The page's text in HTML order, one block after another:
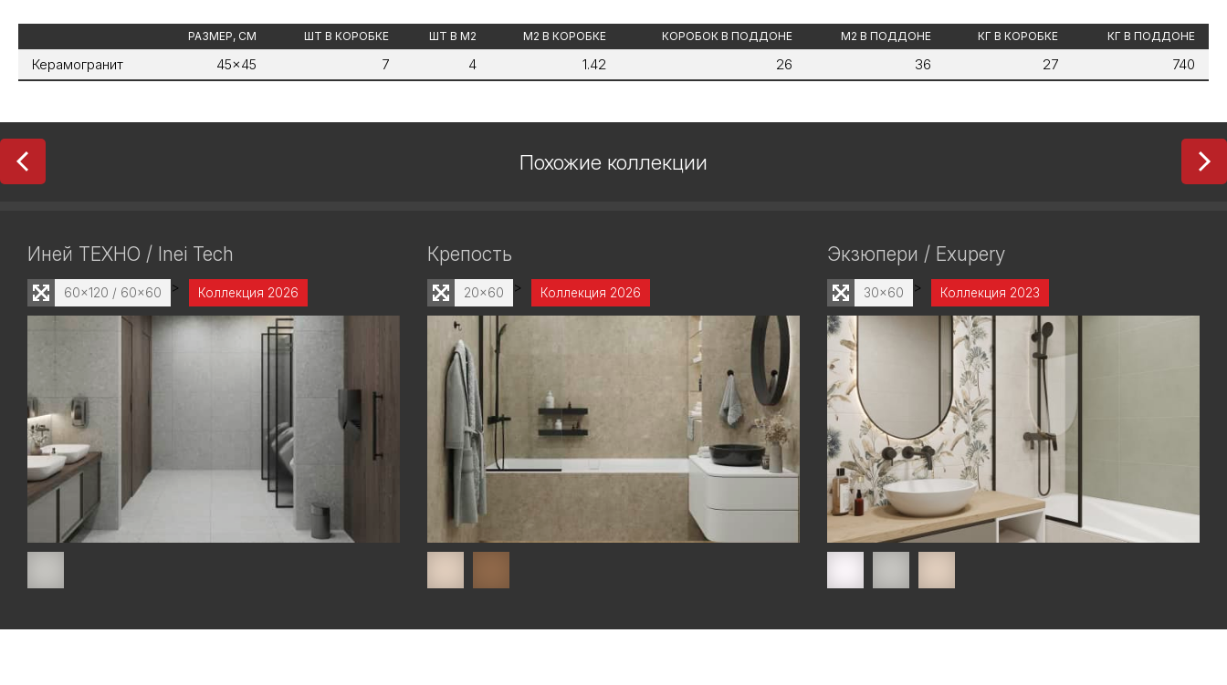
РАЗМЕР, СМ ШТ В КОРОБКЕ ШТ В М2 М2 В КОРОБКЕ КОРОБОК В ПОДДОНЕ М2 В ПОДДОНЕ КГ В КОРОБКЕ КГ В ПОДДОНЕ
Керамогранит 45x45 7 4 1.42 26 36 27 740
Похожие коллекции
Иней ТЕХНО / Inei Tech
>
60x120 / 60x60 Коллекция 2026
Крепость
>
20x60 Коллекция 2026
Экзюпери / Exupery
>
30x60 Коллекция 2023